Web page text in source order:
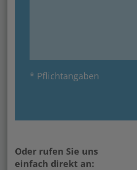
* Pflichtangaben
Oder rufen Sie uns
einfach direkt an: